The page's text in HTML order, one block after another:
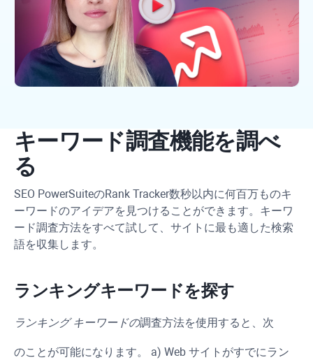
キーワード調査機能を調べ
る
SEO PowerSuiteのRank Tracker数秒以内に何百万ものキ
ーワードのアイデアを見つけることができます。キーワ
ード調査方法をすべて試して、サイトに最も適した検索
語を収集します。
ランキングキーワードを探す
ランキング キーワードの調査方法を使用すると、次
のことが可能になります。 a) Web サイトがすでにラン